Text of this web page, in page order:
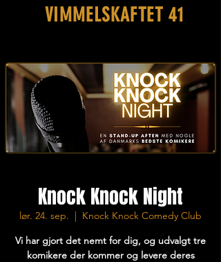
VIMMELSKAFTET 41
Knock Knock Night
lør. 24. sep.
  |
Knock Knock Comedy Club
Vi har gjort det nemt for dig, og udvalgt tre
komikere der kommer og levere deres